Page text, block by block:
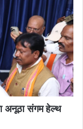
अनूठा संगम हेल्थ